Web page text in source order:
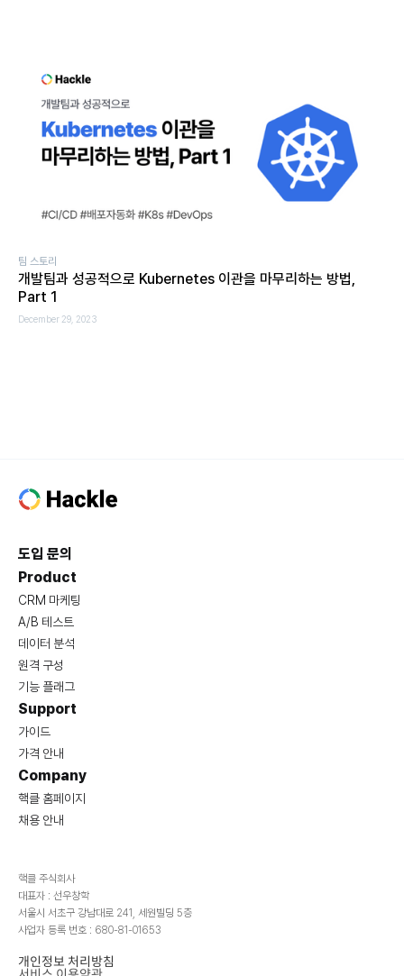
팀 스토리
개발팀과 성공적으로 Kubernetes 이관을 마무리하는 방법,
Part 1
December 29, 2023
핵클 주식회사
대표자 : 선우창학
서울시 서초구 강남대로 241, 세원빌딩 5층
사업자 등록 번호 : 680-81-01653
개인정보 처리방침
도입 문의
Product
CRM 마케팅
A/B 테스트
데이터 분석
원격 구성
기능 플래그
Support
가이드
가격 안내
Company
핵클 홈페이지
채용 안내